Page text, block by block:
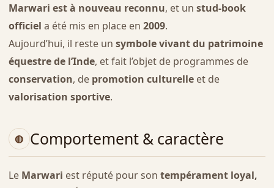
Marwari est à nouveau reconnu, et un stud-book
officiel a été mis en place en 2009.
Aujourd’hui, il reste un symbole vivant du patrimoine
équestre de l’Inde, et fait l’objet de programmes de
conservation, de promotion culturelleet de
valorisation sportive.
Comportement & caractère
Le Marwari est réputé pour son tempérament loyal,